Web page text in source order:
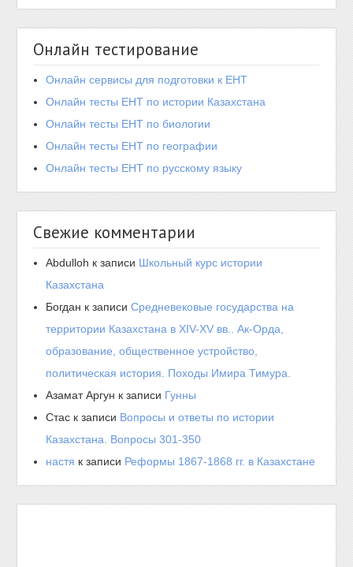
Онлайн тестирование
Онлайн сервисы для подготовки к ЕНТ
Онлайн тесты ЕНТ по истории Казахстана
Онлайн тесты ЕНТ по биологии
Онлайн тесты ЕНТ по географии
Онлайн тесты ЕНТ по русскому языку
Свежие комментарии
Abdulloh к записи Школьный курс истории
Казахстана
Богдан к записиСредневековые государства на
территории Казахстана в XIV-XV вв.. Ак-Орда,
образование, общественное устройство,
политическая история. Походы Имира Тимура.
Азамат Аргун к записи Гунны
Стас к записи Вопросы и ответы по истории
Казахстана. Вопросы 301-350
настя к записи Реформы 1867-1868 гг. в Казахстане